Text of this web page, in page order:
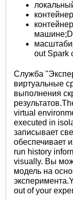
out Spark
Служба
виртуальные
выполнения
virtual
executed in
записывает
обеспечивает
run history
visually. Вы
модель на
out of your